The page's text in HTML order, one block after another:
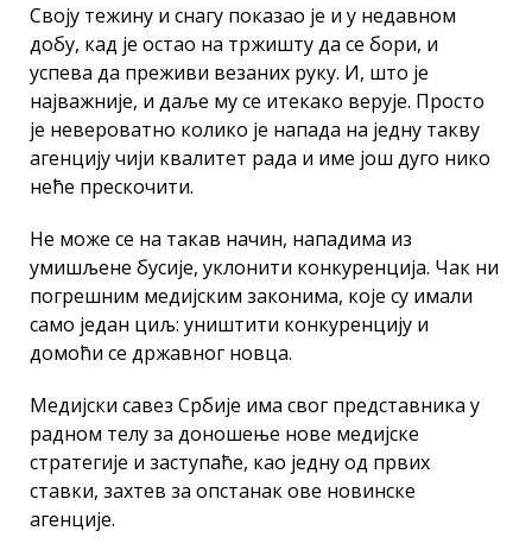
Своју тежину и снагу показао је и у недавном
добу, кад је остао на тржишту да се бори, и
успева да преживи везаних руку. И, што је
најважније, и даље му се итекако верује. Просто
је невероватно колико је напада на једну такву
агенцију чији квалитет рада и име још дуго нико
неће прескочити.
Не може се на такав начин, нападима из
умишљене бусије, уклонити конкуренција. Чак ни
погрешним медијским законима, које су имали
само један циљ: уништити конкуренцију и
домоћи се државног новца.
Медијски савез Србије има свог представника у
радном телу за доношење нове медијске
стратегије и заступаће, као једну од првих
ставки, захтев за опстанак ове новинске
агенције.